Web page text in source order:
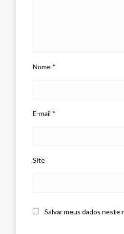
Nome *
E-mail *
Site
Salvar meus dados neste